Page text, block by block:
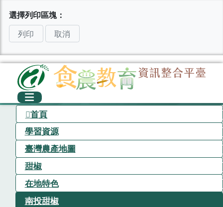
選擇列印區塊：
列印
取消
首頁
學習資源
臺灣農產地圖
甜椒
在地特色
南投甜椒